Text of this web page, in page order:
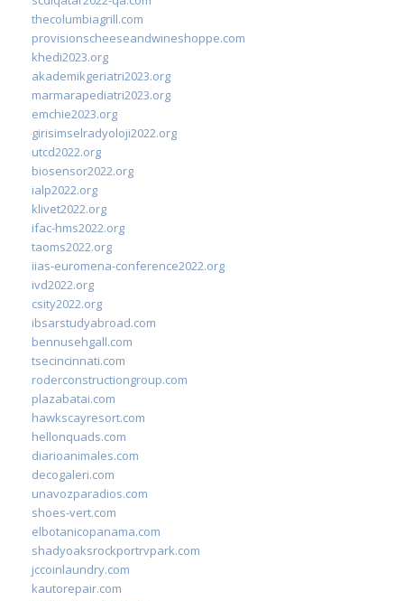
thecolumbiagrill.com
provisionscheeseandwineshoppe.com
khedi2023.org
akademikgeriatri2023.org
marmarapediatri2023.org
emchie2023.org
girisimselradyoloji2022.org
utcd2022.org
biosensor2022.org
ialp2022.org
klivet2022.org
ifac-hms2022.org
taoms2022.org
iias-euromena-conference2022.org
ivd2022.org
csity2022.org
ibsarstudyabroad.com
bennusehgall.com
tsecincinnati.com
roderconstructiongroup.com
plazabatai.com
hawkscayresort.com
hellonquads.com
diarioanimales.com
decogaleri.com
unavozparadios.com
shoes-vert.com
elbotanicopanama.com
shadyoaksrockportrvpark.com
jccoinlaundry.com
kautorepair.com